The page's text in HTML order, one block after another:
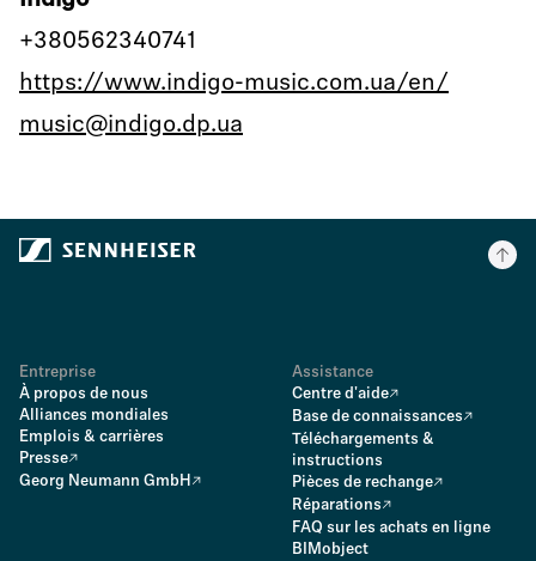
+380562340741
https://www.indigo-music.com.ua/en/
music@indigo.dp.ua
Entreprise
À propos de nous
Alliances mondiales
Emplois & carrières
Presse
Georg Neumann GmbH
Assistance
Centre d'aide
Base de connaissances
Téléchargements &
instructions
Pièces de rechange
Réparations
FAQ sur les achats en ligne
BIMobject